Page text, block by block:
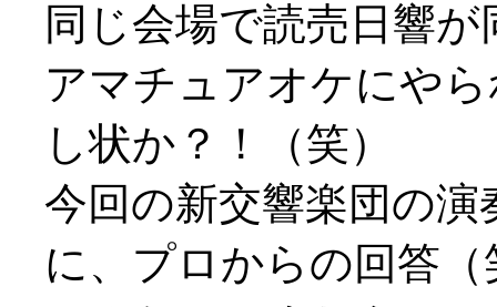
同じ会場で読売日響
アマチュアオケにや
し状か？！（笑）
今回の新交響楽団の
に、プロからの回答